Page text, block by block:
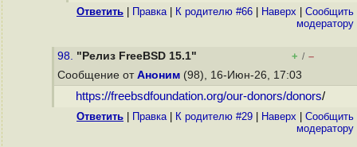
Ответить Правка| К родителю #66 Наверх
Cообщить
модератору
98. "Релиз FreeBSD 15.1" + / –
Сообщение от Аноним (98), 16-Июн-26, 17:03
https://freebsdfoundation.org/our-donors/donors/
Ответить Правка| К родителю #29 Наверх
Cообщить
модератору